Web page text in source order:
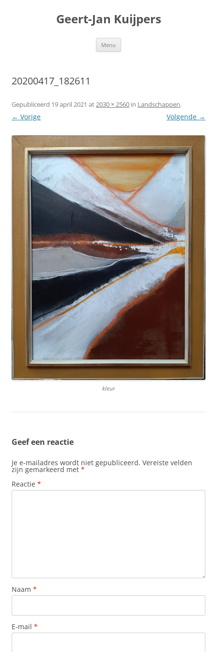
Geert-Jan Kuijpers
Menu
20200417_182611
Gepubliceerd 19 april 2021 at2030 × 2560 in Landschappen.
← Vorige Volgende →
kleur
Geef een reactie
Je e-mailadres wordt niet gepubliceerd. Vereiste velden
zijn gemarkeerd met *
Reactie *
Naam *
E-mail *